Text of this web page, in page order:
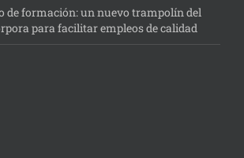
de formación: un nuevo trampolín del
para facilitar empleos de calidad